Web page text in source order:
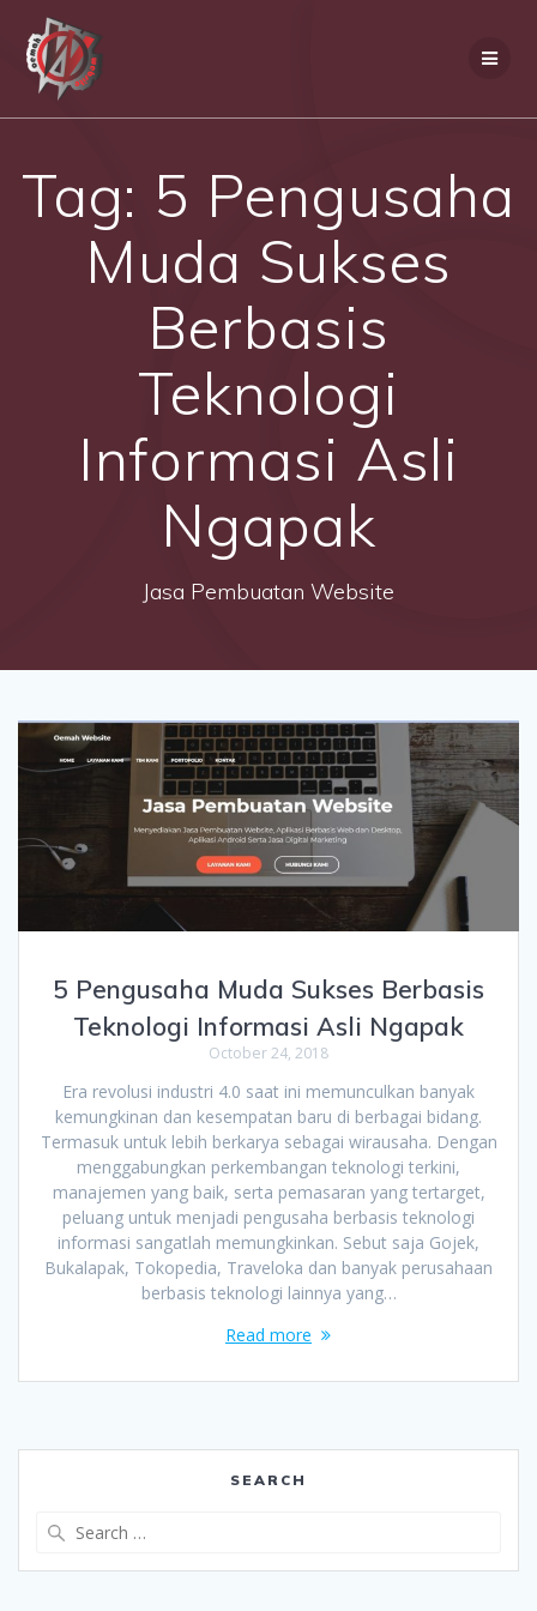
Tag: 5 Pengusaha
Muda Sukses
Berbasis
Teknologi
Informasi Asli
Ngapak
Jasa Pembuatan Website
5 Pengusaha Muda Sukses Berbasis
Teknologi Informasi Asli Ngapak
October 24, 2018
Era revolusi industri 4.0 saat ini memunculkan banyak
kemungkinan dan kesempatan baru di berbagai bidang.
Termasuk untuk lebih berkarya sebagai wirausaha. Dengan
menggabungkan perkembangan teknologi terkini,
manajemen yang baik, serta pemasaran yang tertarget,
peluang untuk menjadi pengusaha berbasis teknologi
informasi sangatlah memungkinkan. Sebut saja Gojek,
Bukalapak, Tokopedia, Traveloka dan banyak perusahaan
berbasis teknologi lainnya yang…
Read more
SEARCH